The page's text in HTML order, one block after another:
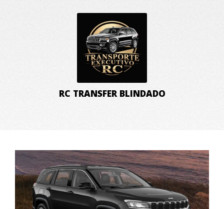
RC TRANSFER BLINDADO